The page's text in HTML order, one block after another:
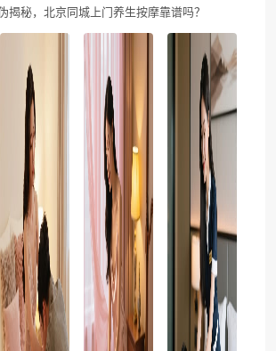
揭秘，北京同城上门养生按摩靠谱吗？